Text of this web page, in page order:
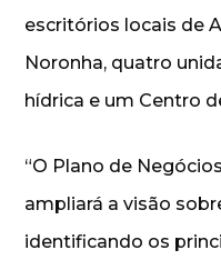
escritórios locais de
Noronha, quatro
hídrica e um Centro
“O Plano de
ampliará a visão
identificando os